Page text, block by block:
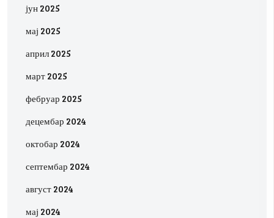
јун 2025
мај 2025
април 2025
март 2025
фебруар 2025
децембар 2024
октобар 2024
септембар 2024
август 2024
мај 2024